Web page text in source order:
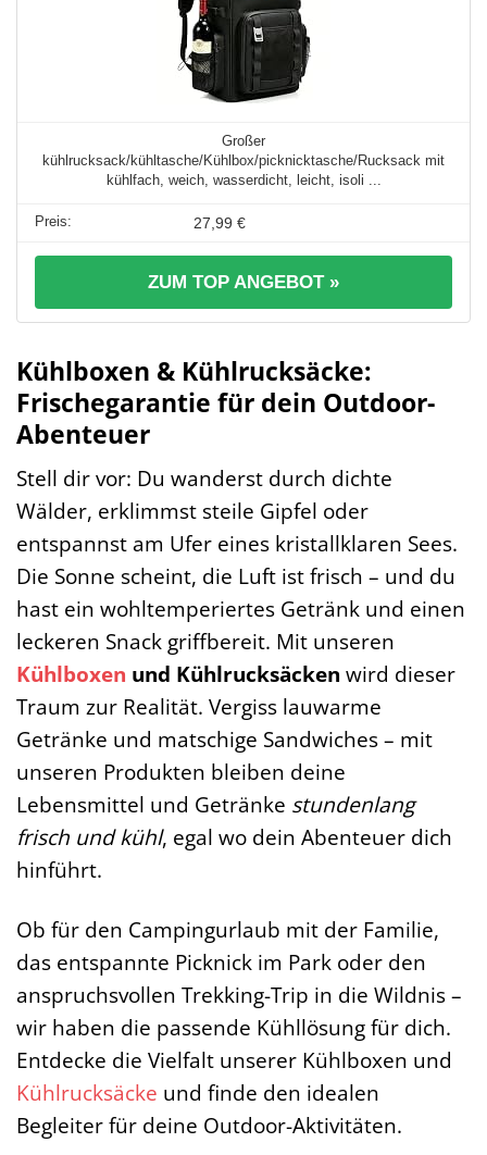
Großer
kühlrucksack/kühltasche/Kühlbox/picknicktasche/Rucksack mit
kühlfach, weich, wasserdicht, leicht, isoli ...
27,99 €
ZUM TOP ANGEBOT »
Kühlboxen & Kühlrucksäcke:
Frischegarantie für dein Outdoor-
Abenteuer
Stell dir vor: Du wanderst durch dichte
Wälder, erklimmst steile Gipfel oder
entspannst am Ufer eines kristallklaren Sees.
Die Sonne scheint, die Luft ist frisch – und du
hast ein wohltemperiertes Getränk und einen
leckeren Snack griffbereit. Mit unseren
Kühlboxen und Kühlrucksäcken wird dieser
Traum zur Realität. Vergiss lauwarme
Getränke und matschige Sandwiches – mit
unseren Produkten bleiben deine
Lebensmittel und Getränke stundenlang
frisch und kühl, egal wo dein Abenteuer dich
hinführt.
Ob für den Campingurlaub mit der Familie,
das entspannte Picknick im Park oder den
anspruchsvollen Trekking-Trip in die Wildnis –
wir haben die passende Kühllösung für dich.
Entdecke die Vielfalt unserer Kühlboxen und
Kühlrucksäcke und finde den idealen
Begleiter für deine Outdoor-Aktivitäten.